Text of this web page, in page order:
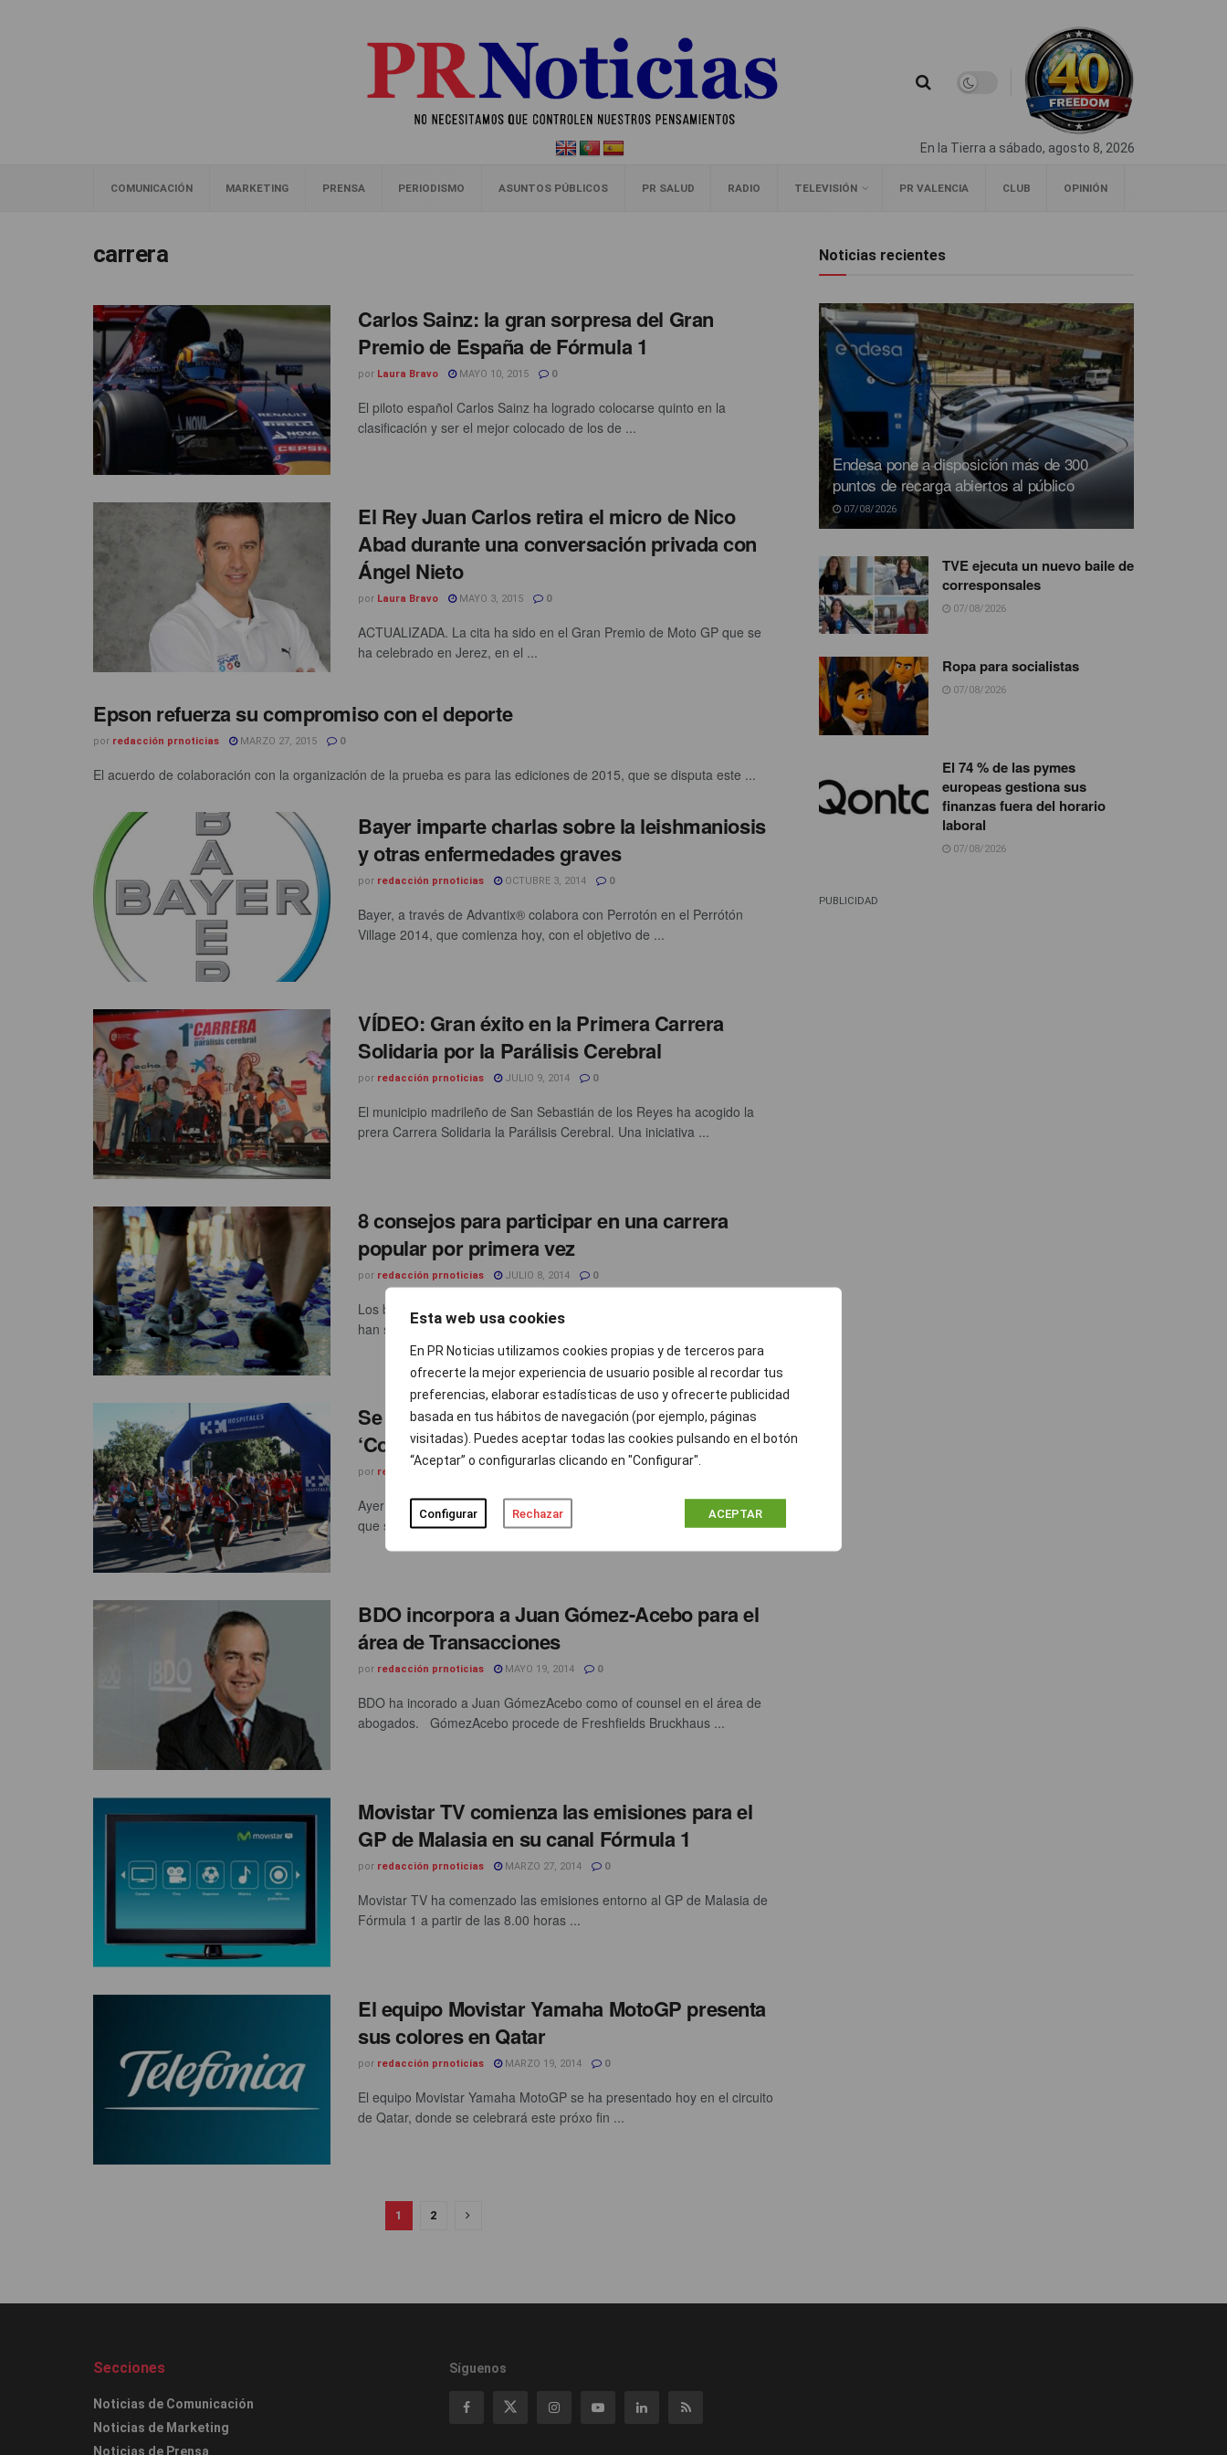
Esta web usa cookies
En PR Noticias utilizamos cookies propias y de terceros para
ofrecerte la mejor experiencia de usuario posible al recordar tus
preferencias, elaborar estadísticas de uso y ofrecerte publicidad
basada en tus hábitos de navegación (por ejemplo, páginas
visitadas). Puedes aceptar todas las cookies pulsando en el botón
“Aceptar” o configurarlas clicando en "Configurar".
Configurar Rechazar ACEPTAR
En la Tierra a sábado, agosto 8, 2026
COMUNICACIÓN MARKETING PRENSA PERIODISMO ASUNTOS PÚBLICOS PR SALUD RADIO TELEVISIÓN PR VALENCIA CLUB OPINIÓN
carrera
Carlos Sainz: la gran sorpresa del Gran
Premio de España de Fórmula 1
por Laura Bravo MAYO 10, 2015 0
El piloto español Carlos Sainz ha logrado colocarse quinto en la
clasificación y ser el mejor colocado de los de ...
El Rey Juan Carlos retira el micro de Nico
Abad durante una conversación privada con
Ángel Nieto
por Laura Bravo MAYO 3, 2015 0
ACTUALIZADA. La cita ha sido en el Gran Premio de Moto GP que se
ha celebrado en Jerez, en el ...
Epson refuerza su compromiso con el deporte
por redacción prnoticias MARZO 27, 2015 0
El acuerdo de colaboración con la organización de la prueba es para las ediciones de 2015, que se disputa este ...
Bayer imparte charlas sobre la leishmaniosis
y otras enfermedades graves
por redacción prnoticias OCTUBRE 3, 2014 0
Bayer, a través de Advantix® colabora con Perrotón en el Perrótón
Village 2014, que comienza hoy, con el objetivo de ...
VÍDEO: Gran éxito en la Primera Carrera
Solidaria por la Parálisis Cerebral
por redacción prnoticias JULIO 9, 2014 0
El municipio madrileño de San Sebastián de los Reyes ha acogido la
prera Carrera Solidaria la Parálisis Cerebral. Una iniciativa ...
8 consejos para participar en una carrera
popular por primera vez
por redacción prnoticias JULIO 8, 2014 0
Los beneficios para la salud de la práctica de cualquier actividad física
han sido suficientemente documentados, explicados y comentados a ...
Se celebra la V Carrera Popular Solidaria HM
‘Corre por la vida’
por redacción prnoticias
Ayer se celebró la V Carrera Popular Solidaria HM Corre la Vida, en la
que se inscribieron cerca de 1.000 ...
BDO incorpora a Juan Gómez-Acebo para el
área de Transacciones
por redacción prnoticias MAYO 19, 2014 0
BDO ha incorado a Juan GómezAcebo como of counsel en el área de
abogados. GómezAcebo procede de Freshfields Bruckhaus ...
Movistar TV comienza las emisiones para el
GP de Malasia en su canal Fórmula 1
por redacción prnoticias MARZO 27, 2014 0
Movistar TV ha comenzado las emisiones entorno al GP de Malasia de
Fórmula 1 a partir de las 8.00 horas ...
El equipo Movistar Yamaha MotoGP presenta
sus colores en Qatar
por redacción prnoticias MARZO 19, 2014 0
El equipo Movistar Yamaha MotoGP se ha presentado hoy en el circuito
de Qatar, donde se celebrará este próxo fin ...
1 2
Noticias recientes
Endesa pone a disposición más de 300
puntos de recarga abiertos al público
07/08/2026
TVE ejecuta un nuevo baile de
corresponsales
07/08/2026
Ropa para socialistas
07/08/2026
El 74 % de las pymes
europeas gestiona sus
finanzas fuera del horario
laboral
07/08/2026
PUBLICIDAD
Secciones
Noticias de Comunicación
Noticias de Marketing
Noticias de Prensa
Síguenos